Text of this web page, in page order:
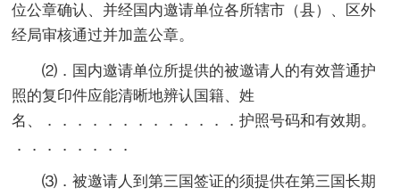
位公章确认、并经国内邀请单位各所辖市（县）、区外
经局审核通过并加盖公章。
⑵．国内邀请单位所提供的被邀请人的有效普通护
照的复印件应能清晰地辨认国籍、姓
名、．．．．．．．．．．．．．护照号码和有效期。
．．．．．．．．
⑶．被邀请人到第三国签证的须提供在第三国长期